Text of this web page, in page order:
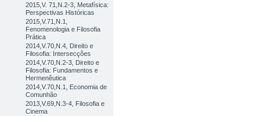
2015,V. 71,N.2-3, Metafísica:
Perspectivas Históricas
2015,V.71,N.1,
Fenomenologia e Filosofia
Prática
2014,V.70,N.4, Direito e
Filosofia: Intersecções
2014,V.70,N.2-3, Direito e
Filosofia: Fundamentos e
Hermenêutica
2014,V.70,N.1, Economia de
Comunhão
2013,V.69,N.3-4, Filosofia e
Cinema